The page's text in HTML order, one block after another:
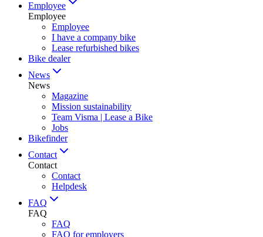
Employee
Employee
Employee
I have a company bike
Lease refurbished bikes
Bike dealer
News
News
Magazine
Mission sustainability
Team Visma | Lease a Bike
Jobs
Bikefinder
Contact
Contact
Contact
Helpdesk
FAQ
FAQ
FAQ
FAQ for employers